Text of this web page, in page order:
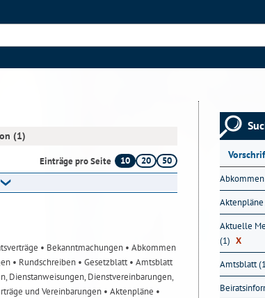
(1)
Einträge pro Seite 10 20
50
• Bekanntmachungen • Abkommen
• Rundschreiben • Gesetzblatt• Amtsblatt
Dienstanweisungen, Dienstvereinbarungen,
und Vereinbarungen • Aktenpläne •
Aktenpläne
Aktuelle
(1) X
Amtsblatt